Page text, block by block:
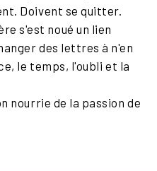
Doivent se quitter.
s'est noué un lien
des lettres à n'en
le temps, l'oubli et la
nourrie de la passion de